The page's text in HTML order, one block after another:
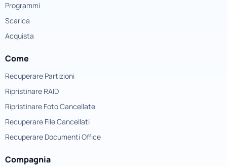
Programmi
Scarica
Acquista
Come
Recuperare Partizioni
Ripristinare RAID
Ripristinare Foto Cancellate
Recuperare File Cancellati
Recuperare Documenti Office
Compagnia